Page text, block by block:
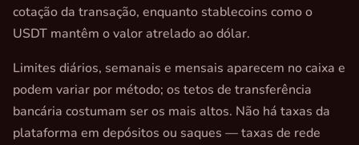
cotação da transação, enquanto stablecoins como o
USDT mantêm o valor atrelado ao dólar.
Limites diários, semanais e mensais aparecem no caixa e
podem variar por método; os tetos de transferência
bancária costumam ser os mais altos. Não há taxas da
plataforma em depósitos ou saques — taxas de rede